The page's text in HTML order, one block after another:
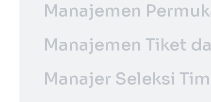
Manajemen
Manajemen Tiket
Manajer Seleksi